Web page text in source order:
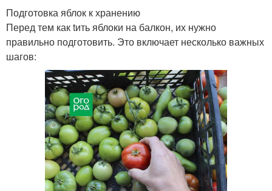
Подготовка яблок к хранению
Перед тем как tить яблоки на балкон, их нужно
правильно подготовить. Это включает несколько важных
шагов: